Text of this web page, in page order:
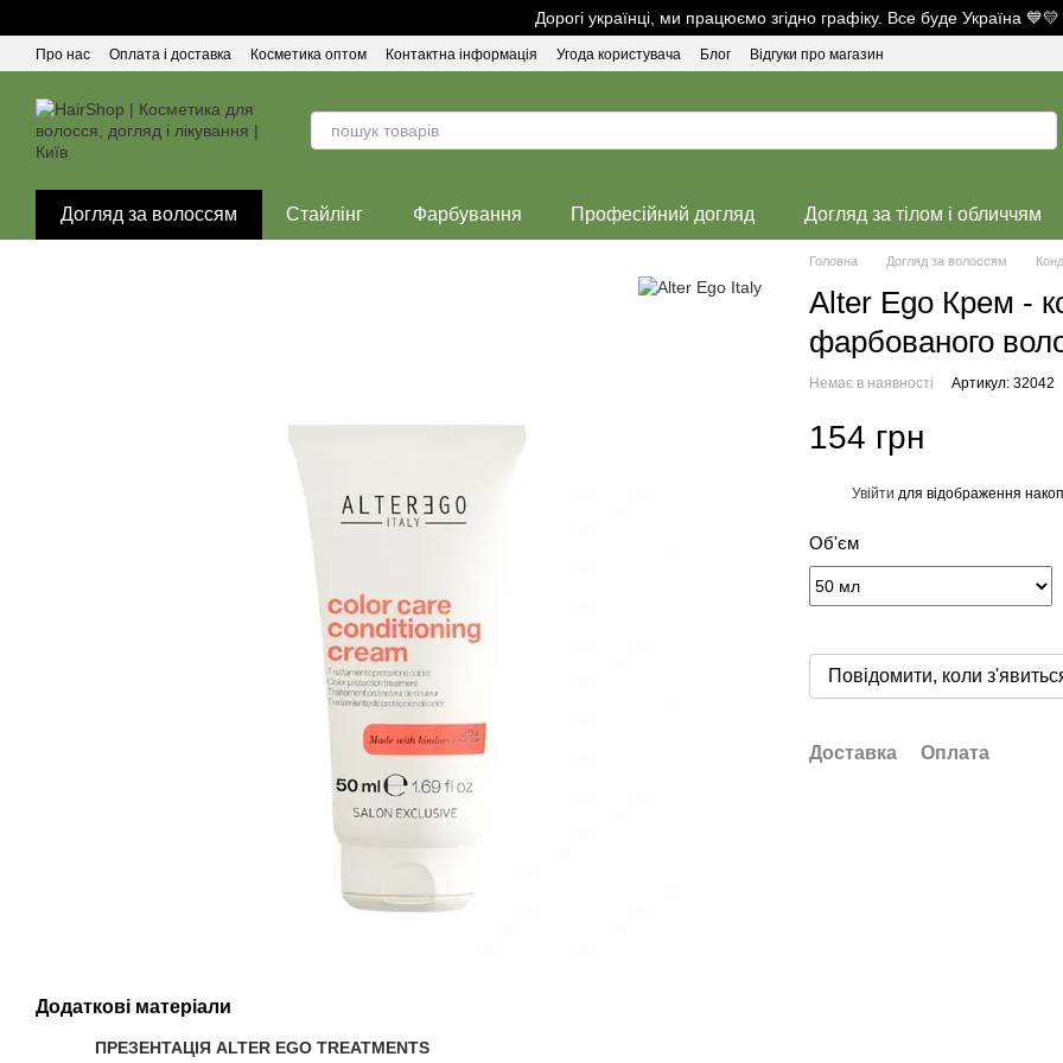
Дорогі українці, ми працюємо згідно графіку. Все буде Україна 💙💛
Про нас Оплата і доставка Косметика оптом Контактна інформація Угода користувача Блог Відгуки про магазин
Догляд за волоссям Стайлінг Фарбування Професійний догляд Догляд за тілом і обличчям
Додаткові матеріали
ПРЕЗЕНТАЦІЯ ALTER EGO TREATMENTS
Головна Догляд за волоссям
Аlter Ego Крем -
фарбованого
Немає в наявності Артикул: 32042
154 грн
Увійти для відображення
Об'єм
Повідомити, коли
Доставка Оплата